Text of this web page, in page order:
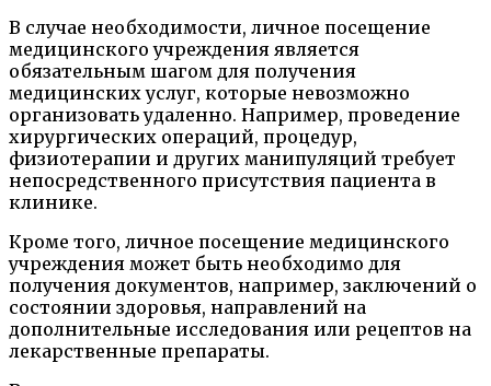
В случае необходимости, личное посещение
медицинского учреждения является
обязательным шагом для получения
медицинских услуг, которые невозможно
организовать удаленно. Например, проведение
хирургических операций, процедур,
физиотерапии и других манипуляций требует
непосредственного присутствия пациента в
клинике.
Кроме того, личное посещение медицинского
учреждения может быть необходимо для
получения документов, например, заключений о
состоянии здоровья, направлений на
дополнительные исследования или рецептов на
лекарственные препараты.